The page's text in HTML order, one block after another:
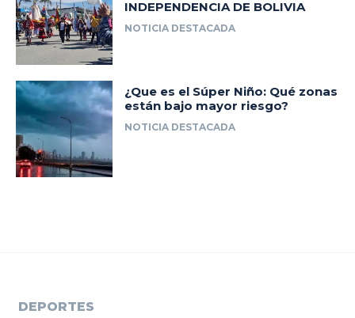
INDEPENDENCIA DE BOLIVIA
NOTICIA DESTACADA
¿Que es el Súper Niño: Qué zonas
están bajo mayor riesgo?
NOTICIA DESTACADA